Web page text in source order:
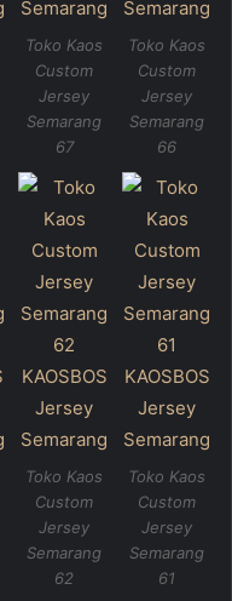
Toko Kaos
Custom
Jersey
Semarang
67
Toko Kaos
Custom
Jersey
Semarang
66
Toko Kaos
Custom
Jersey
Semarang
62
Toko Kaos
Custom
Jersey
Semarang
61